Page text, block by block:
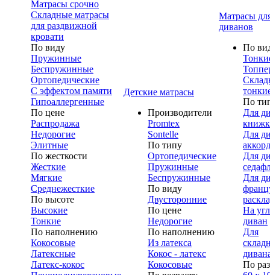
Матрасы срочно
Складные матрасы
для раздвижной
кровати
По виду
Пружинные
Беспружинные
Ортопедические
С эффектом памяти
Гипоаллергенные
По цене
Распродажа
Недорогие
Элитные
По жесткости
Жесткие
Мягкие
Среднежесткие
По высоте
Высокие
Тонкие
По наполнению
Кокосовые
Латексные
Латекс-кокос
Детские матрасы
Производители
Promtex
Sontelle
По типу
Ортопедические
Пружинные
Беспружинные
По виду
Двусторонние
По цене
Недорогие
По наполнению
Из латекса
Кокос - латекс
Кокосовые
Матрасы
диванов
По
По
Для
Для
Для
Для
На
диван
Для
По